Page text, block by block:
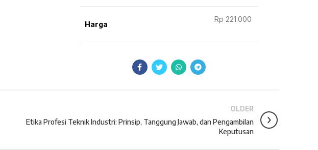
Harga
Rp 221.000
OLDER
Etika Profesi Teknik Industri: Prinsip, Tanggung Jawab, dan Pengambilan
Keputusan